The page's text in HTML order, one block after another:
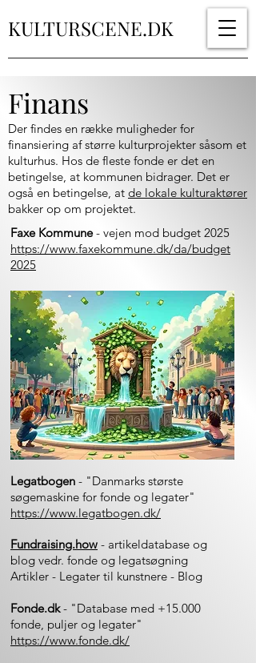
KULTURSCENE.DK
Finans
Der findes en række muligheder for
finansiering af større kulturprojekter såsom et
kulturhus. Hos de fleste fonde er det en
betingelse, at kommunen bidrager. Det er
også en betingelse, at de lokale kulturaktører
bakker op om projektet.
Faxe Kommune- vejen mod budget 2025
https://www.faxekommune.dk/da/budget
2025
Legatbogen - "Danmarks største
søgemaskine for fonde og legater"
https://www.legatbogen.dk/
Fundraising.how - artikeldatabase og
blog vedr. fonde og legatsøgning
Artikler - Legater til kunstnere - Blog
Fonde.dk- "Database med +15.000
fonde, puljer og legater"
https://www.fonde.dk/